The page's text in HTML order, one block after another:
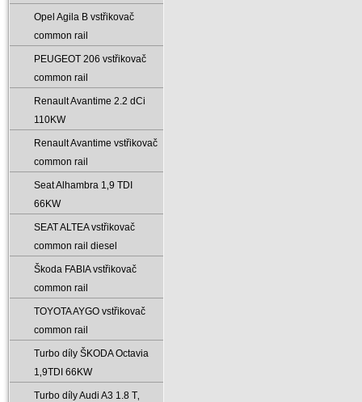
Opel Agila B vstřikovač
common rail
PEUGEOT 206 vstřikovač
common rail
Renault Avantime 2.2 dCi
110KW
Renault Avantime vstřikovač
common rail
Seat Alhambra 1‚9 TDI
66KW
SEAT ALTEA vstřikovač
common rail diesel
Škoda FABIA vstřikovač
common rail
TOYOTA AYGO vstřikovač
common rail
Turbo díly ŠKODA Octavia
1‚9TDI 66KW
Turbo díly Audi A3 1.8 T‚